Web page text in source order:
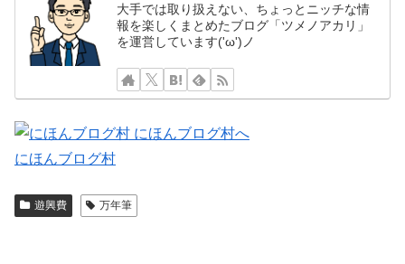
大手では取り扱えない、ちょっとニッチな情
報を楽しくまとめたブログ「ツメノアカリ」
を運営しています('ω')ノ
にほんブログ村
遊興費 万年筆